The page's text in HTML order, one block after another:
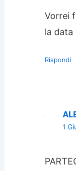
Vorrei
la data
Rispondi
1